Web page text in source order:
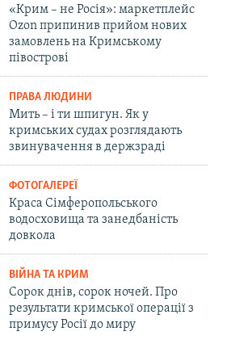
«Крим – не Росія»: маркетплейс
Ozon припинив прийом нових
замовлень на Кримському
півострові
ПРАВА ЛЮДИНИ
Мить – і ти шпигун. Як у
кримських судах розглядають
звинувачення в держзраді
ФОТОГАЛЕРЕЇ
Краса Сімферопольського
водосховища та занедбаність
довкола
ВІЙНА ТА КРИМ
Сорок днів, сорок ночей. Про
результати кримської операції з
примусу Росії до миру